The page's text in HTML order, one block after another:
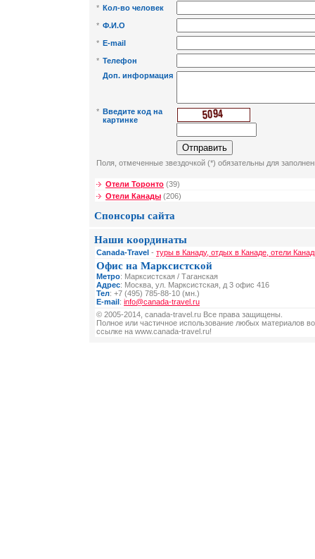
* Кол-во человек
* Ф.И.О
* E-mail
* Телефон
Доп. информация
* Введите код на
картинке
Поля, отмеченные звездочкой (*) обязательны для
Отели Торонто (39)
Отели Канады (206)
Спонсоры сайта
Наши координаты
Canada-Travel - туры в Канаду, отдых в Канаде, отели
Офис на Марксистской
Метро: Марксистская / Таганская
Адрес: Москва, ул. Марксистская, д 3 офис 416
Тел: +7 (495) 785-88-10 (мн.)
E-mail: info@canada-travel.ru
© 2005-2014, canada-travel.ru Все права защищены.
Полное или частичное использование любых материалов
ссылке на www.canada-travel.ru!